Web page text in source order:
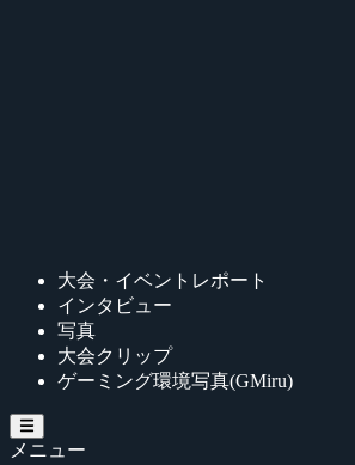
大会・イベントレポート
インタビュー
写真
大会クリップ
ゲーミング環境写真(GMiru)
メニュー